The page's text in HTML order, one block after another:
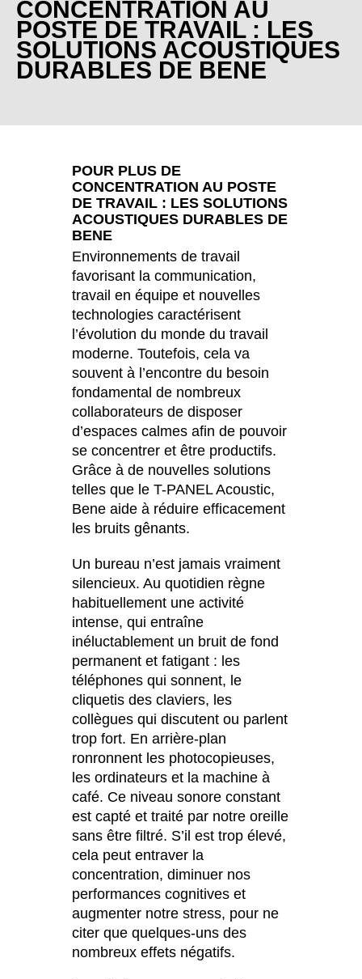
Bulgaria (BG)
Canada(CA)
Chine(CN)
Corée du Sud(KR)
Côte d'Ivoire(CI)
Espagne(ES)
Finlande(FI)
France(FR)
Ghana(GH)
Grande-Bretagne(GB)
Grèce
Guinée(GN)
Hong Kong(HK)
Hongrie(HU)
(IN)
Indonésie (ID)
(IR)
Irlande(IE)
Irlande du Nord (UK)(GB)
(IT)
Jordanie (JO)
Kazakhstan
Kenya(KE)
Koweït(KW)
Lettonie(LV)
Liechtenstein (LI)
Lituanie (LT)
Luxembourg(LU)
Malaisie(MY)
Maroc(MA)
Mauritanie (MR)
Norvège(NO)
Nouvelle-Zélande(NZ)
Oman(OM)
Pays-Bas(NL)
Philippines (PH)
CONCENTRATION AU
POSTE DE TRAVAIL : LES
SOLUTIONS ACOUSTIQUES
DURABLES DE BENE
POUR PLUS DE
CONCENTRATION AU POSTE
DE TRAVAIL : LES SOLUTIONS
ACOUSTIQUES DURABLES DE
BENE
Environnements de travail
favorisant la communication,
travail en équipe et nouvelles
technologies caractérisent
l’évolution du monde du travail
moderne. Toutefois, cela va
souvent à l’encontre du besoin
fondamental de nombreux
collaborateurs de disposer
d’espaces calmes afin de pouvoir
se concentrer et être productifs.
Grâce à de nouvelles solutions
telles que le T-PANEL Acoustic,
Bene aide à réduire efficacement
les bruits gênants.
Un bureau n’est jamais vraiment
silencieux. Au quotidien règne
habituellement une activité
intense, qui entraîne
inéluctablement un bruit de fond
permanent et fatigant : les
téléphones qui sonnent, le
cliquetis des claviers, les
collègues qui discutent ou parlent
trop fort. En arrière-plan
ronronnent les photocopieuses,
les ordinateurs et la machine à
café. Ce niveau sonore constant
est capté et traité par notre oreille
sans être filtré. S’il est trop élevé,
cela peut entraver la
concentration, diminuer nos
performances cognitives et
augmenter notre stress, pour ne
citer que quelques-uns des
nombreux effets négatifs.